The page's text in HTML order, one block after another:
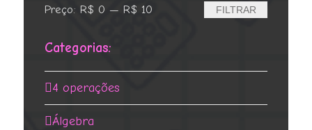
Preço
Preço
FILTRAR
Preço: R$ 0 — R$ 10
Categorias:
4 operações
Álgebra